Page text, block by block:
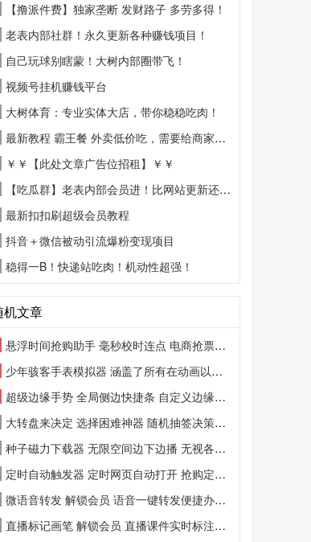
【撸派件费】独家垄断 发财路子 多劳多得！
老表内部社群！永久更新各种赚钱项目！
自己玩球别瞎蒙！大树内部圈带飞！
视频号挂机赚钱平台
大树体育：专业实体大店，带你稳稳吃肉！
最新教程 霸王餐 外卖低价吃，需要给商家好评
￥￥【此处文章广告位招租】￥￥
【吃瓜群】老表内部会员进！比网站更新还精彩！
最新扣扣刷超级会员教程
抖音＋微信被动引流爆粉变现项目
稳得一B！快递站吃肉！机动性超强！
机文章
悬浮时间抢购助手 毫秒校时连点 电商抢票辅助工具
少年骇客手表模拟器 涵盖了所有在动画以及剧场版中出现更多的外星人角色
超级边缘手势 全局侧边快捷条 自定义边缘快捷操作工具
大转盘来决定 选择困难神器 随机抽签决策工具
种子磁力下载器 无限空间边下边播 无视各种有限制或是冷门的种子资源下载
定时自动触发器 定时网页自动打开 抢购定时辅助工具
微语音转发 解锁会员 语音一键转发便捷办公聊天工具
直播标记画笔 解锁会员 直播课件实时标注演示辅助工具